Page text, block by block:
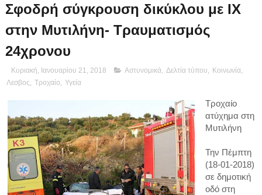
Σφοδρή σύγκρουση δικύκλου με ΙΧ
στην Μυτιλήνη- Τραυματισμός
24χρονου
Κυριακή, Ιανουαρίου 21, 2018 Αστυνομικά, Δελτία τύπου Κοινωνία,
Λεσβος
Τροχαίο Υγεία
Τροχαίο
ατύχημα στη
Μυτιλήνη
Την Πέμπτη
(18-01-2018)
σε δημοτική
οδό στη